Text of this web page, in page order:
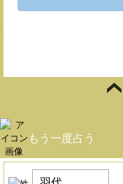
もう一度占う